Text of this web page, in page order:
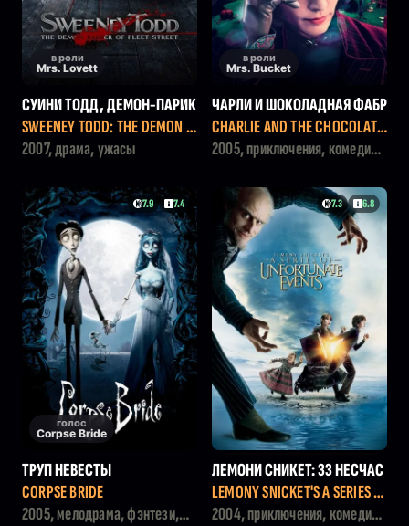
в роли
Mrs. Lovett
СУИНИ ТОДД, ДЕМОН-ПАРИК
МАХЕР С ФЛИТ-СТРИТ
SWEENEY TODD: THE DEMON B
ARBER OF FLEET STREET
2007, драма, ужасы
в роли
Mrs. Bucket
ЧАРЛИ И ШОКОЛАДНАЯ ФАБР
ИКА
CHARLIE AND THE CHOCOLATE
FACTORY
2005, приключения, комедия,
7.9 7.4
голос
Corpse Bride
ТРУП НЕВЕСТЫ
CORPSE BRIDE
2005, мелодрама, фэнтези,
7.3 6.8
ЛЕМОНИ СНИКЕТ: 33 НЕСЧАС
ТЬЯ
LEMONY SNICKET'S A SERIES O
F UNFORTUNATE EVENTS
2004, приключения, комедия,